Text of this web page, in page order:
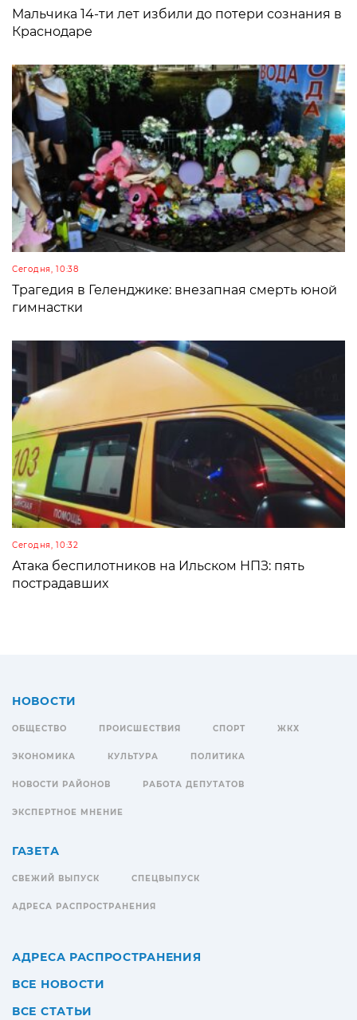
Мальчика 14-ти лет избили до потери сознания в
Краснодаре
Сегодня, 10:38
Трагедия в Геленджике: внезапная смерть юной
гимнастки
Сегодня, 10:32
Атака беспилотников на Ильском НПЗ: пять
пострадавших
НОВОСТИ
ОБЩЕСТВО ПРОИСШЕСТВИЯ СПОРТ ЖКХ
ЭКОНОМИКА КУЛЬТУРА ПОЛИТИКА
НОВОСТИ РАЙОНОВ РАБОТА ДЕПУТАТОВ
ЭКСПЕРТНОЕ МНЕНИЕ
ГАЗЕТА
СВЕЖИЙ ВЫПУСК СПЕЦВЫПУСК
АДРЕСА РАСПРОСТРАНЕНИЯ
АДРЕСА РАСПРОСТРАНЕНИЯ
ВСЕ НОВОСТИ
ВСЕ СТАТЬИ